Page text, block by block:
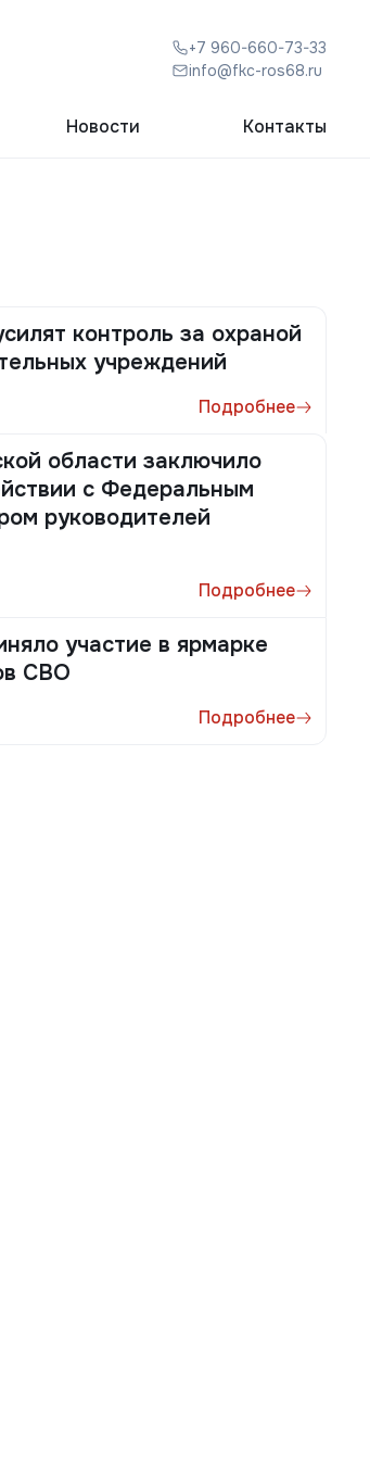
+7 960-660-73-33
info@fkc-ros68.ru
Новости Контакты
контроль за охраной
учреждений
Подробнее
области заключило
с Федеральным
руководителей
Подробнее
участие в ярмарке
СВО
Подробнее